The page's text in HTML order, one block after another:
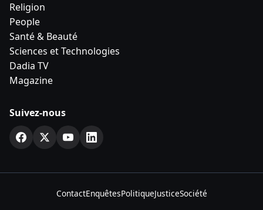
Religion
People
Santé & Beauté
Sciences et Technologies
Dadia TV
Magazine
Suivez-nous
ContactEnquêtesPolitiqueJusticeSociété